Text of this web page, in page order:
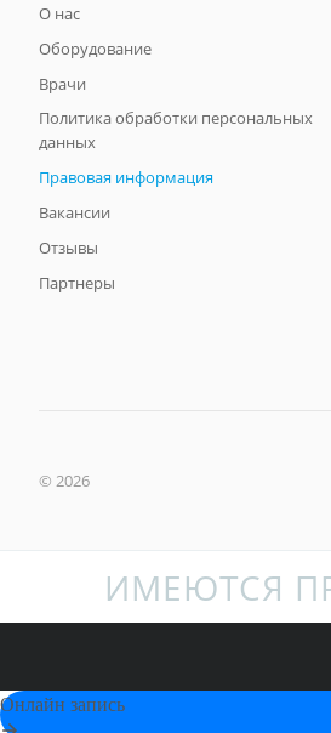
О нас
Оборудование
Врачи
Политика обработки персональных
данных
Правовая информация
Вакансии
Отзывы
Партнеры
© 2026
ИМЕЮТСЯ